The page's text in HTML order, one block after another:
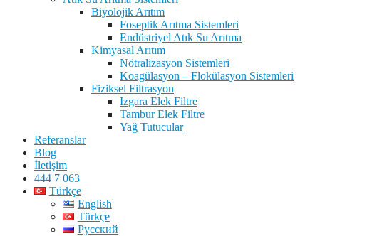
Biyolojik Arıtım
Foseptik Arıtma Sistemleri
Endüstriyel Atık Su Arıtma
Kimyasal Arıtım
Nötralizasyon Sistemleri
Koagülasyon – Flokülasyon Sistemleri
Fiziksel Filtrasyon
Izgara Elek Filtre
Tambur Elek Filtre
Yağ Tutucular
Referanslar
Blog
İletişim
444 7 063
Türkçe
English
Türkçe
Русский